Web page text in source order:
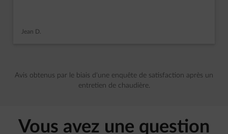
Jean D.
Avis obtenus par le biais d'une enquête de satisfaction après un
entretien de chaudière.
Vous avez une question